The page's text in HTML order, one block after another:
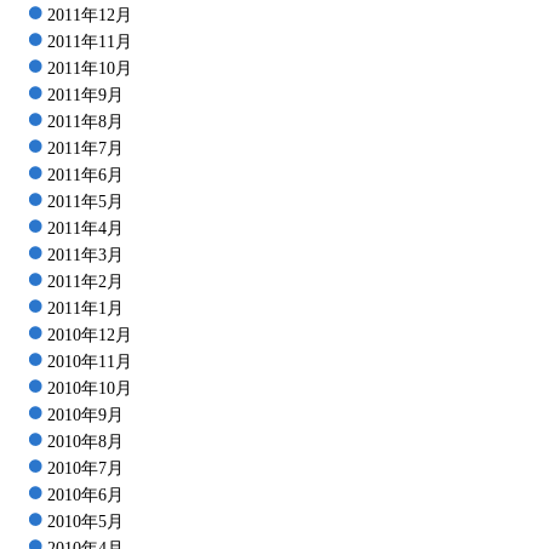
2011年12月
2011年11月
2011年10月
2011年9月
2011年8月
2011年7月
2011年6月
2011年5月
2011年4月
2011年3月
2011年2月
2011年1月
2010年12月
2010年11月
2010年10月
2010年9月
2010年8月
2010年7月
2010年6月
2010年5月